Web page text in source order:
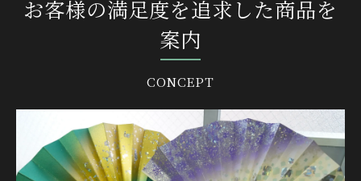
お客様の満足度を追求した商品を
案内
CONCEPT